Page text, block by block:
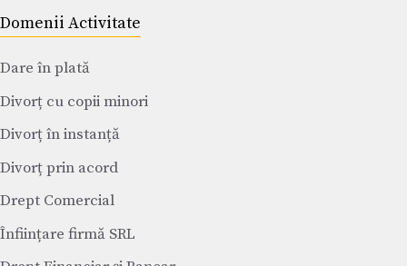
Domenii Activitate
Dare în plată
Divorț cu copii minori
Divorț în instanță
Divorț prin acord
Drept Comercial
Înființare firmă SRL